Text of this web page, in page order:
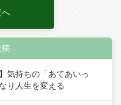
へ
稿
気持ちの「あてあいっ
り人生を変える